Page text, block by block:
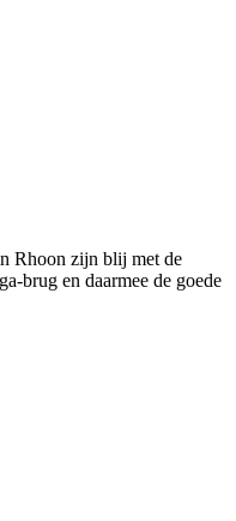
Rhoon zijn blij met de
brug en daarmee de goede